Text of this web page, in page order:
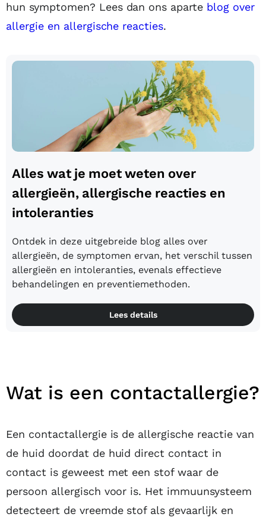
hun symptomen? Lees dan ons aparte blog over
allergie en allergische reacties.
Alles wat je moet weten over
allergieën, allergische reacties en
intoleranties
Ontdek in deze uitgebreide blog alles over
allergieën, de symptomen ervan, het verschil tussen
allergieën en intoleranties, evenals effectieve
behandelingen en preventiemethoden.
Lees details
Wat is een contactallergie?
Een contactallergie is de allergische reactie van
de huid doordat de huid direct contact in
contact is geweest met een stof waar de
persoon allergisch voor is. Het immuunsysteem
detecteert de vreemde stof als gevaarlijk en